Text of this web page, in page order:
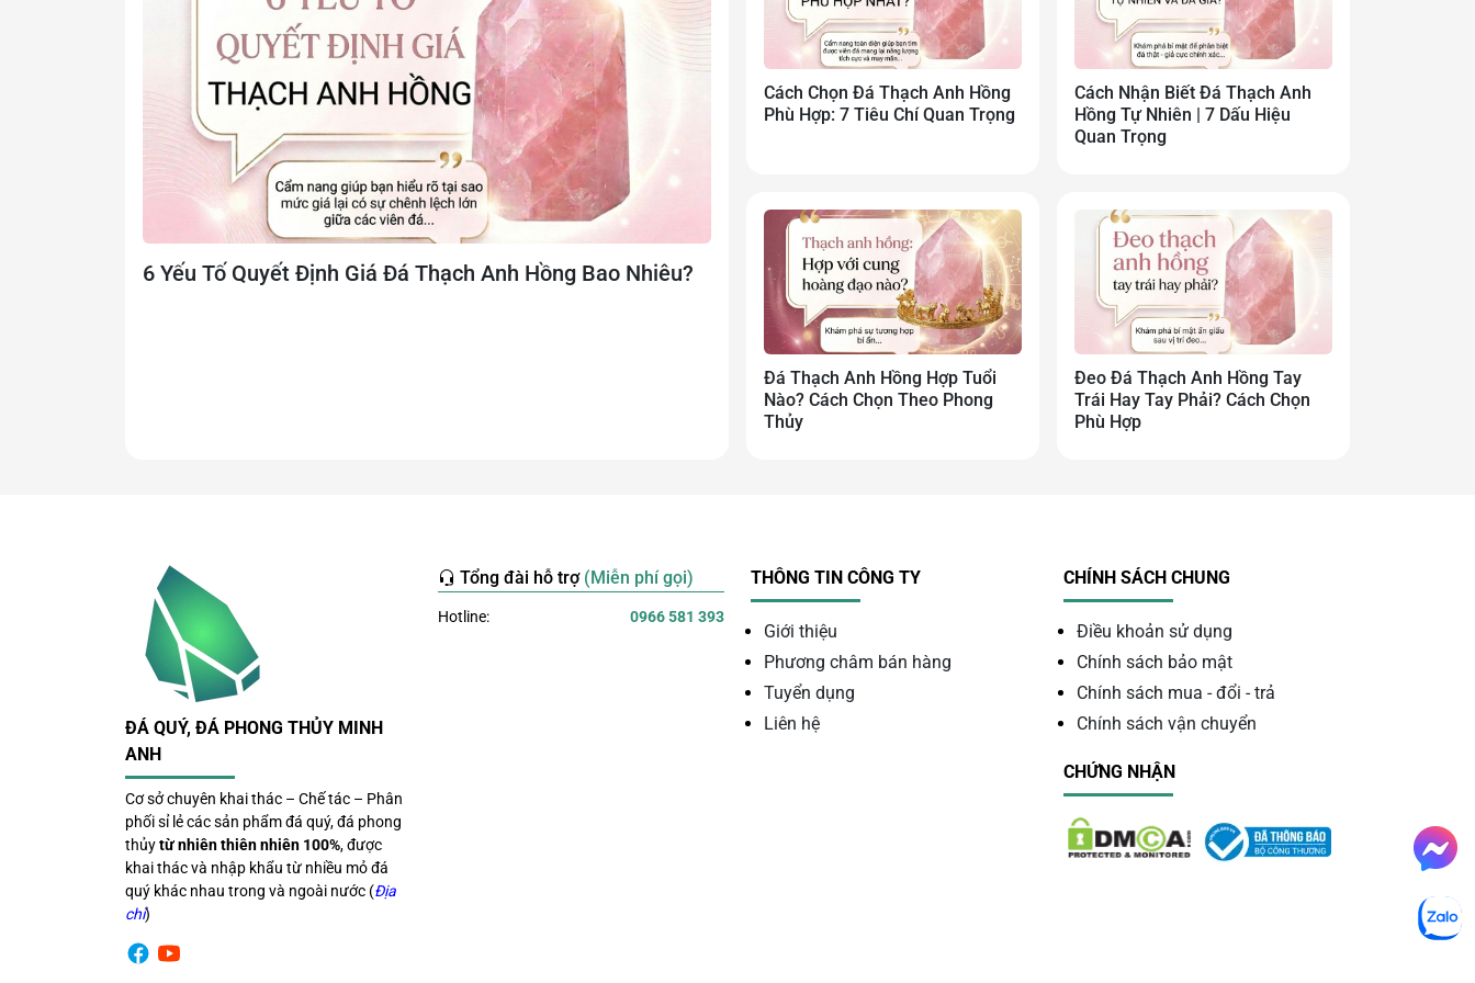
Có nhiều mức giá theo nhu cầu sử dụng.
Đây là dòng sản phẩm vừa có tính thẩm mỹ, vừa mang lại nhiều lựa chọn cho người yêu thích đá tự nhiên.
Các loại vụn đá thạch anh hồng tại Đá Quý Minh Anh
Các loại vụn đá thạch anh hồng tại Minh Anh
Để đáp ứng nhiều mục đích sử dụng, Minh Anh cung cấp đa dạng quy cách vụn đá.
Theo bề mặt hoàn thiện
Hiện có hai dòng phổ biến:
6 Yếu Tố Quyết Định Giá Đá Thạch Anh Hồng Bao Nhiêu?
Cách Chọn Đá Thạch Anh Hồng
Phù Hợp: 7 Tiêu Chí Quan Trọng
Cách Nhận Biết Đá Thạch Anh
Hồng Tự Nhiên | 7 Dấu Hiệu
Quan Trọng
Đá Thạch Anh Hồng Hợp Tuổi
Nào? Cách Chọn Theo Phong
Thủy
Đeo Đá Thạch Anh Hồng Tay
Trái Hay Tay Phải? Cách Chọn
Phù Hợp
THÔNG TIN CÔNG TY
Giới thiệu
Phương châm bán hàng
Tuyển dụng
Liên hệ
CHÍNH SÁCH CHUNG
Điều khoản sử dụng
Chính sách bảo mật
Chính sách mua - đổi - trả
Chính sách vận chuyển
CHỨNG NHẬN
ĐÁ QUÝ, ĐÁ PHONG THỦY MINH
ANH
Cơ sở chuyên khai thác – Chế tác – Phân
phối sỉ lẻ các sản phẩm đá quý, đá phong
thủytừ nhiên thiên nhiên 100%, được
khai thác và nhập khẩu từ nhiều mỏ đá
quý khác nhau trong và ngoài nước (Địa
chỉ)
Tổng đài hỗ trợ (Miễn phí gọi)
Hotline: 0966 581 393